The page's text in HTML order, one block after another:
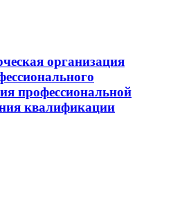
организация
профессиональной
квалификации